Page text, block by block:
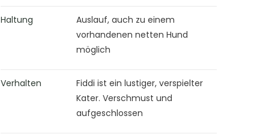
Haltung
Auslauf, auch zu einem
vorhandenen netten Hund
möglich
Verhalten
Fiddi ist ein lustiger, verspielter
Kater. Verschmust und
aufgeschlossen